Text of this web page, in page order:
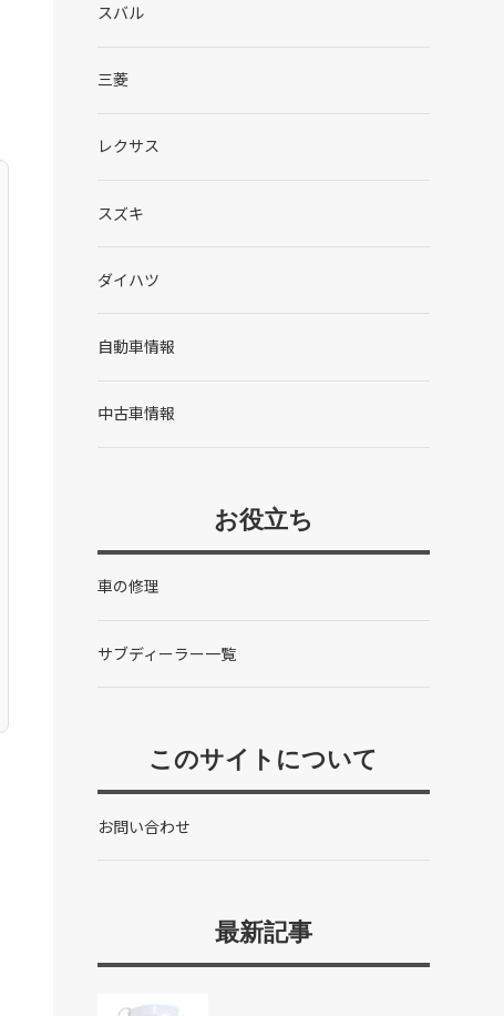
スバル
三菱
レクサス
スズキ
ダイハツ
自動車情報
中古車情報
お役立ち
車の修理
サブディーラー一覧
このサイトについて
お問い合わせ
最新記事